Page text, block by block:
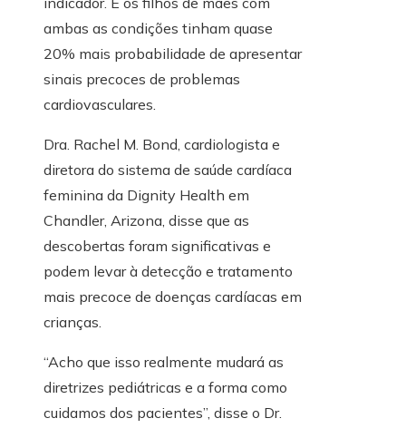
ambas as condições tinham quase
20% mais probabilidade de apresentar
sinais precoces de problemas
cardiovasculares.
Dra. Rachel M. Bond, cardiologista e
diretora do sistema de saúde cardíaca
feminina da Dignity Health em
Chandler, Arizona, disse que as
descobertas foram significativas e
podem levar à detecção e tratamento
mais precoce de doenças cardíacas em
crianças.
“Acho que isso realmente mudará as
diretrizes pediátricas e a forma como
cuidamos dos pacientes”, disse o Dr.